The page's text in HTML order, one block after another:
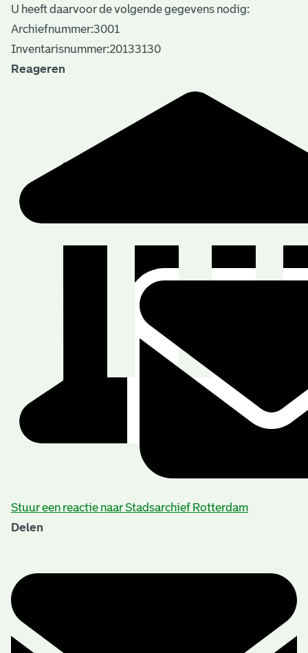
U heeft daarvoor de volgende gegevens nodig:
Archiefnummer:3001
Inventarisnummer:20133130
Reageren
Stuur een reactie naar Stadsarchief Rotterdam
Delen